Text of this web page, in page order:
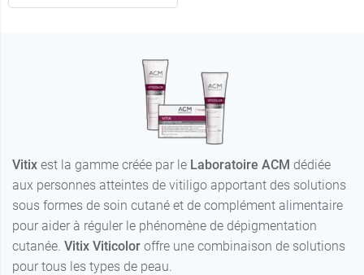
Vitix est la gamme créée par le Laboratoire ACM dédiée
aux personnes atteintes de vitiligo apportant des solutions
sous formes de soin cutané et de complément alimentaire
pour aider à réguler le phénomène de dépigmentation
cutanée. Vitix Viticolor offre une combinaison de solutions
pour tous les types de peau.